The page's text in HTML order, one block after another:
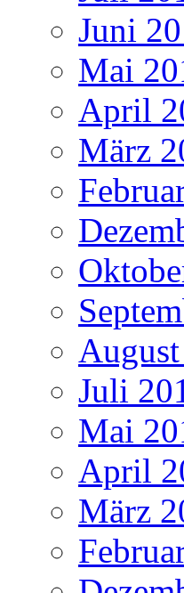
Juni
Mai
April
März
Juli
Mai
April
März